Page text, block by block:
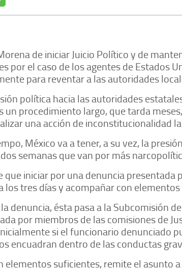
de iniciar Juicio Político y de
por el caso de los agentes de Estados
para reventar a las autoridades
política hacia las autoridades
un procedimiento largo, que tarda
una acción de inconstitucionalidad
México va a tener, a su vez, la
semanas que van por más
que iniciar por una denuncia presentada
los tres días y acompañar con
denuncia, ésta pasa a la Subcomisión
por miembros de las comisiones de
si el funcionario denunciado
encuadran dentro de las conductas
elementos suficientes, remite el asunto